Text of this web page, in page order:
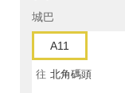
城巴
A11
往 北角碼頭